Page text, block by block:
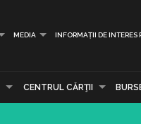
MEDIA INFORMAȚII DE INTERES
CENTRUL CĂRŢII